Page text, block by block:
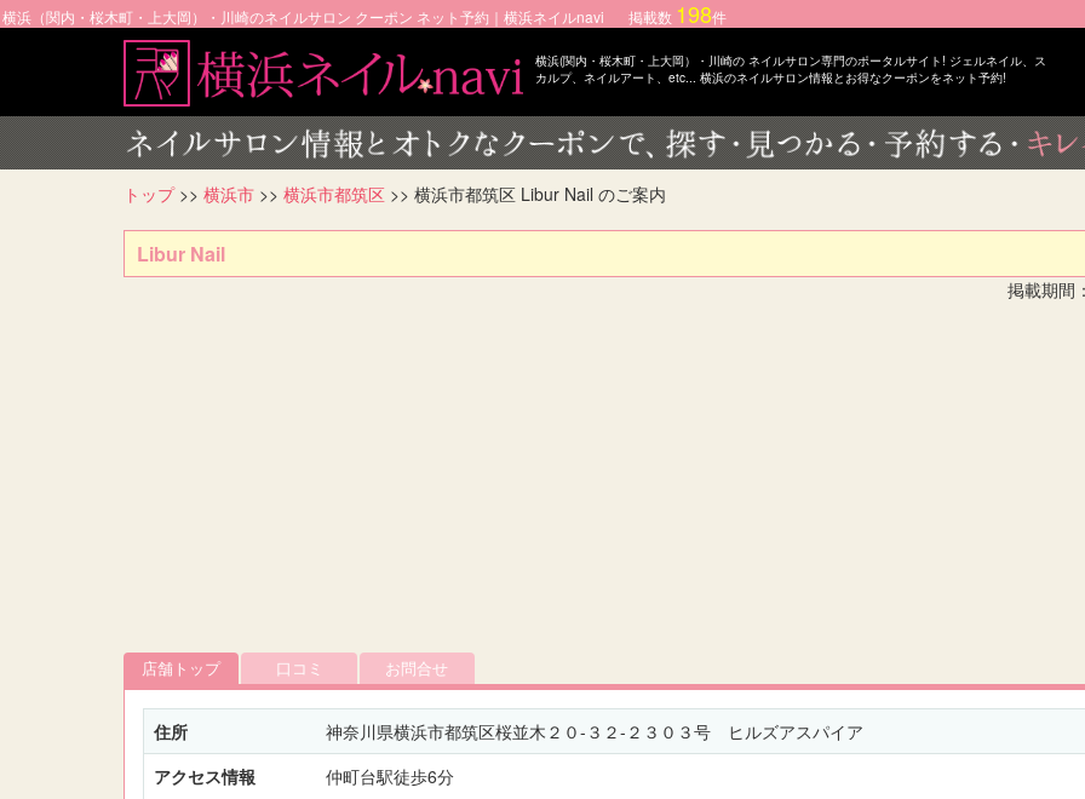
横浜（関内・桜木町・上大岡）・川崎のネイルサロン クーポン ネット予約｜横浜ネイルnavi 掲載数 198件
横浜(関内・桜木町・上大岡）・川崎の ネイルサロン専門のポータルサイト! ジェルネイル、ス
カルプ、ネイルアート、etc... 横浜のネイルサロン情報とお得なクーポンをネット予約!
トップ>> 横浜市 >> 横浜市都筑区 >> 横浜市都筑区 Libur Nail のご案内
Libur Nail
掲載期間
店舗トップ 口コミ お問合せ
住所
神奈川県横浜市都筑区桜並木２０-３２-２３０３号 ヒルズアスパイア
アクセス情報
仲町台駅徒歩6分